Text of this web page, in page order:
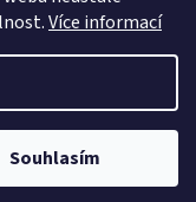
Více informací
Souhlasím
práva vyhrazena.